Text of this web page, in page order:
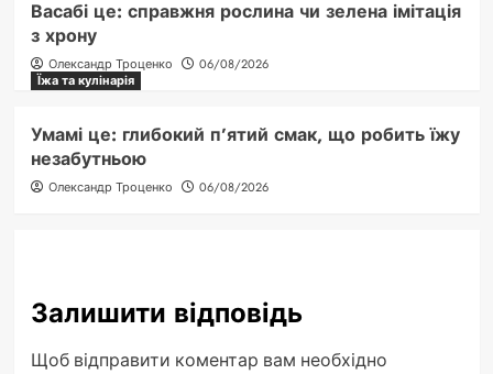
Васабі це: справжня рослина чи зелена імітація
з хрону
Олександр Троценко
06/08/2026
Їжа та кулінарія
Умамі це: глибокий п’ятий смак, що робить їжу
незабутньою
Олександр Троценко 06/08/2026
Залишити відповідь
Щоб відправити коментар вам необхідно